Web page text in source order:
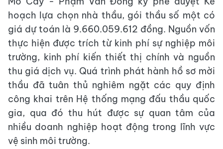
hoạch lựa chọn nhà thầu, gói thầu số một có
giá dự toán là 9.660.059.612 đồng. Nguồn vốn
thực hiện được trích từ kinh phí sự nghiệp môi
trường, kinh phí kiến thiết thị chính và nguồn
thu giá dịch vụ. Quá trình phát hành hồ sơ mời
thầu đã tuân thủ nghiêm ngặt các quy định
công khai trên Hệ thống mạng đấu thầu quốc
gia, qua đó thu hút được sự quan tâm của
nhiều doanh nghiệp hoạt động trong lĩnh vực
vệ sinh môi trường.